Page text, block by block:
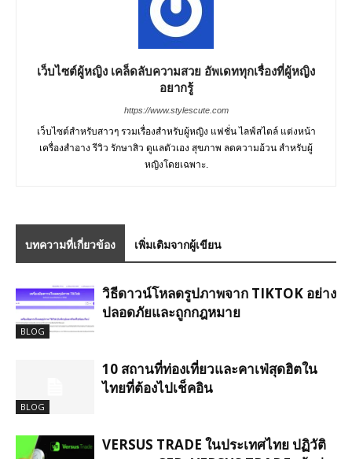
เว็บไซต์ผู้หญิง เคล็ดลับความสวย อัพเดททุกเรื่องที่ผู้หญิง
อยากรู้
https://www.stylescute.com
เว็บไซต์สำหรับสาวๆ รวมเรื่องสำหรับผู้หญิง แฟชั่น ไลฟ์สไตล์ แต่งหน้า
เครื่องสำอาง รีวิว รักษาสิว ดูแลตัวเอง สุขภาพ ลดความอ้วน สำหรับผู้
หญิงโดยเฉพาะ.
บทความที่เกี่ยวข้อง เพิ่มเติมจากผู้เขียน
BLOG
วิธีดาวน์โหลดรูปภาพจาก TIKTOK อย่าง
ปลอดภัยและถูกกฎหมาย
BLOG
10 สถานที่ท่องเที่ยวและคาเฟ่สุดฮิตใน
ไทยที่ต้องไปเช็คอิน
VERSUS TRADE ในประเทศไทย ปฏิวัติ